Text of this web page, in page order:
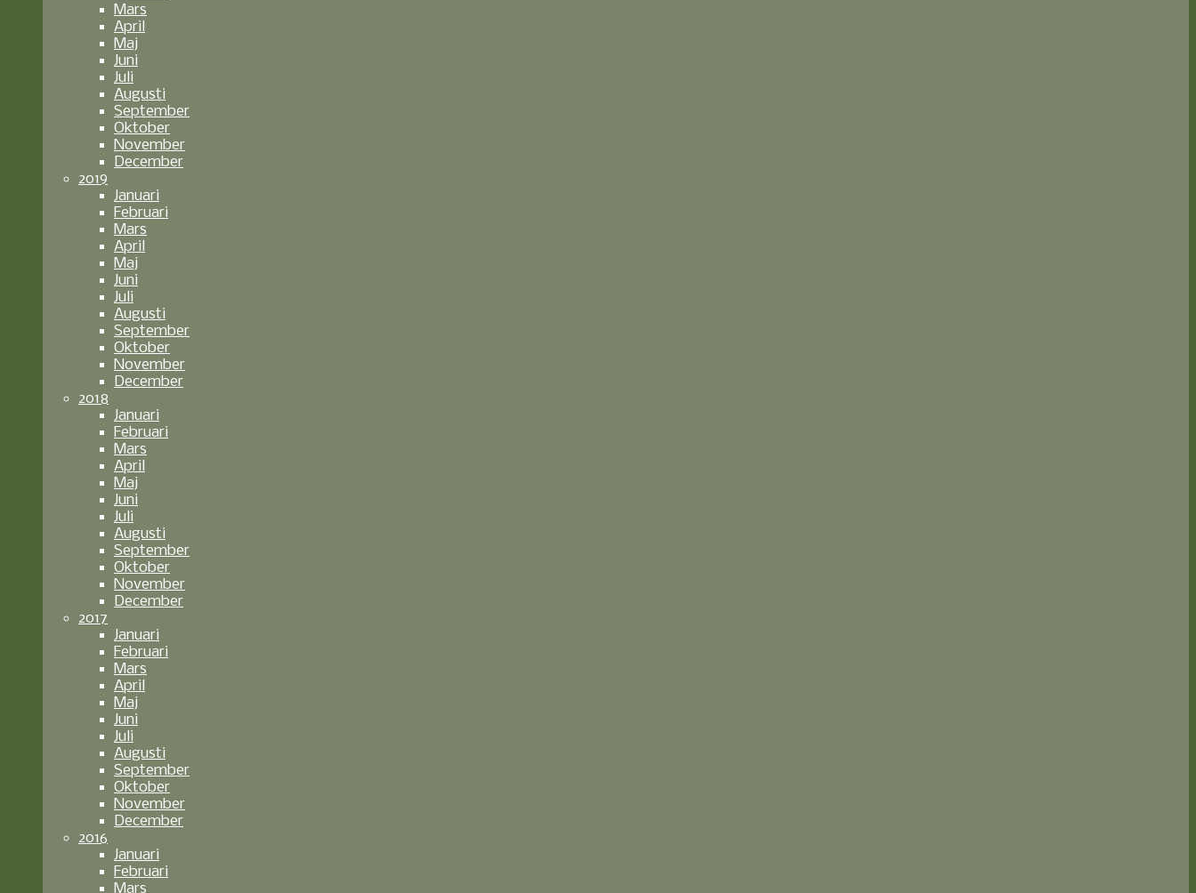
Mars
April
Maj
Juni
Juli
Augusti
September
Oktober
November
December
2019
Januari
Februari
Mars
April
Maj
Juni
Juli
Augusti
September
Oktober
November
December
2018
Januari
Februari
Mars
April
Maj
Juni
Juli
Augusti
September
Oktober
November
December
2017
Januari
Februari
Mars
April
Maj
Juni
Juli
Augusti
September
Oktober
November
December
2016
Januari
Februari
Mars